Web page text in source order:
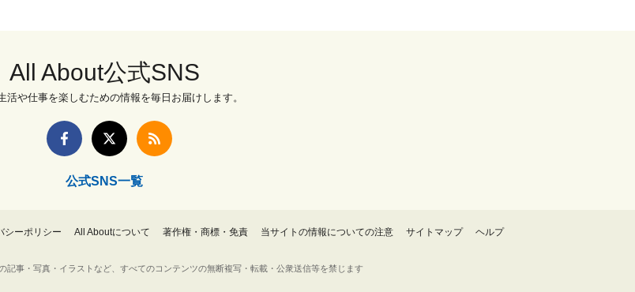
All About公式SNS
活や仕事を楽しむための情報を毎日お届けします。
公式SNS一覧
シーポリシー All Aboutについて 著作権・商標・免責 当サイトの情報についての注意 サイトマップ ヘルプ
記事・写真・イラストなど、すべてのコンテンツの無断複写・転載・公衆送信等を禁じます